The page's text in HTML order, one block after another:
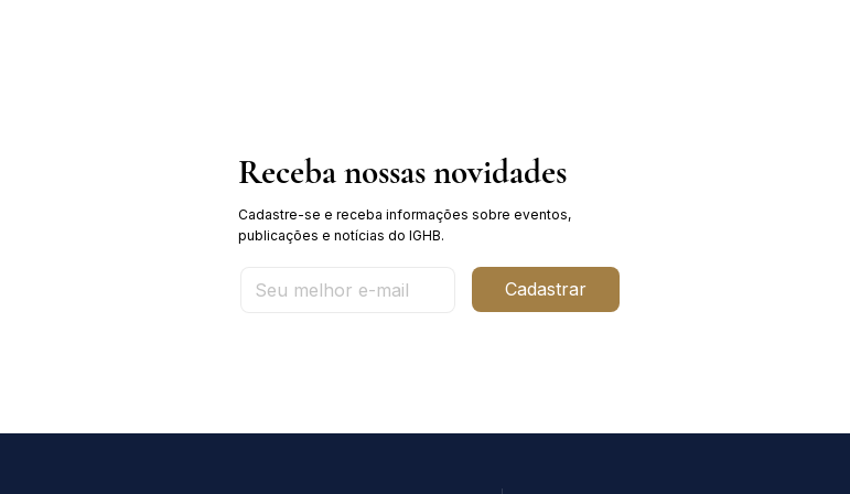
Receba nossas novidades
Cadastre-se e receba informações sobre eventos,
publicações e notícias do IGHB.
Cadastrar